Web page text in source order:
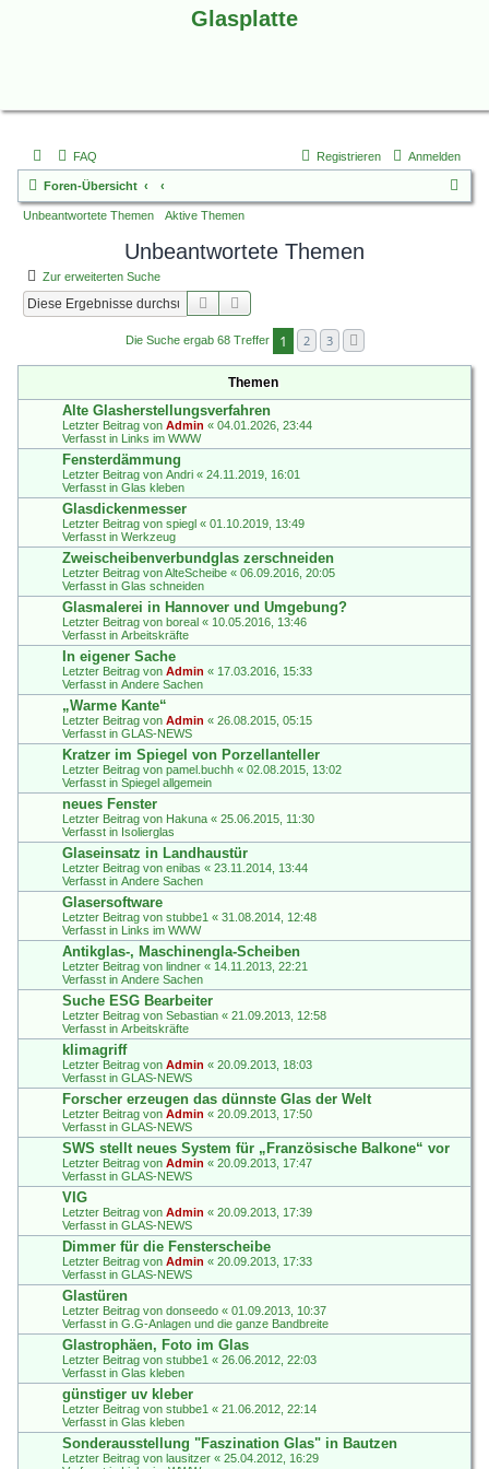
Glasplatte
FAQ Anmelden
Registrieren
Foren-Übersicht
Unbeantwortete Themen Aktive Themen
Unbeantwortete Themen
Zur erweiterten Suche
Suche
Die Suche ergab 68 Treffer 1 2 3
Themen
Alte Glasherstellungsverfahren
Letzter Beitrag von Admin « 04.01.2026, 23:44
Verfasst in Links im WWW
Fensterdämmung
Letzter Beitrag von Andri « 24.11.2019, 16:01
Verfasst in Glas kleben
Glasdickenmesser
Letzter Beitrag von spiegl « 01.10.2019, 13:49
Verfasst in Werkzeug
Zweischeibenverbundglas zerschneiden
Letzter Beitrag vonAlteScheibe « 06.09.2016, 20:05
Verfasst in Glas schneiden
Glasmalerei in Hannover und Umgebung?
Letzter Beitrag von boreal « 10.05.2016, 13:46
Verfasst in Arbeitskräfte
In eigener Sache
Letzter Beitrag von Admin « 17.03.2016, 15:33
Verfasst in Andere Sachen
„Warme Kante“
Letzter Beitrag von Admin « 26.08.2015, 05:15
Verfasst in GLAS-NEWS
Kratzer im Spiegel von Porzellanteller
Letzter Beitrag von pamel.buchh « 02.08.2015, 13:02
Verfasst in Spiegel allgemein
neues Fenster
Letzter Beitrag von Hakuna « 25.06.2015, 11:30
Verfasst in Isolierglas
Glaseinsatz in Landhaustür
Letzter Beitrag von enibas « 23.11.2014, 13:44
Verfasst in Andere Sachen
Glasersoftware
Letzter Beitrag von stubbe1 « 31.08.2014, 12:48
Verfasst in Links im WWW
Antikglas-, Maschinengla-Scheiben
Letzter Beitrag von lindner « 14.11.2013, 22:21
Verfasst in Andere Sachen
Suche ESG Bearbeiter
Letzter Beitrag von Sebastian « 21.09.2013, 12:58
Verfasst in Arbeitskräfte
klimagriff
Letzter Beitrag von Admin « 20.09.2013, 18:03
Verfasst in GLAS-NEWS
Forscher erzeugen das dünnste Glas der Welt
Letzter Beitrag von Admin « 20.09.2013, 17:50
Verfasst in GLAS-NEWS
SWS stellt neues System für „Französische Balkone“ vor
Letzter Beitrag von Admin « 20.09.2013, 17:47
Verfasst in GLAS-NEWS
VIG
Letzter Beitrag von Admin « 20.09.2013, 17:39
Verfasst in GLAS-NEWS
Dimmer für die Fensterscheibe
Letzter Beitrag von Admin « 20.09.2013, 17:33
Verfasst in GLAS-NEWS
Glastüren
Letzter Beitrag von donseedo « 01.09.2013, 10:37
Verfasst in G.G-Anlagen und die ganze Bandbreite
Glastrophäen, Foto im Glas
Letzter Beitrag von stubbe1 « 26.06.2012, 22:03
Verfasst in Glas kleben
günstiger uv kleber
Letzter Beitrag von stubbe1 « 21.06.2012, 22:14
Verfasst in Glas kleben
Sonderausstellung "Faszination Glas" in Bautzen
Letzter Beitrag von lausitzer « 25.04.2012, 16:29